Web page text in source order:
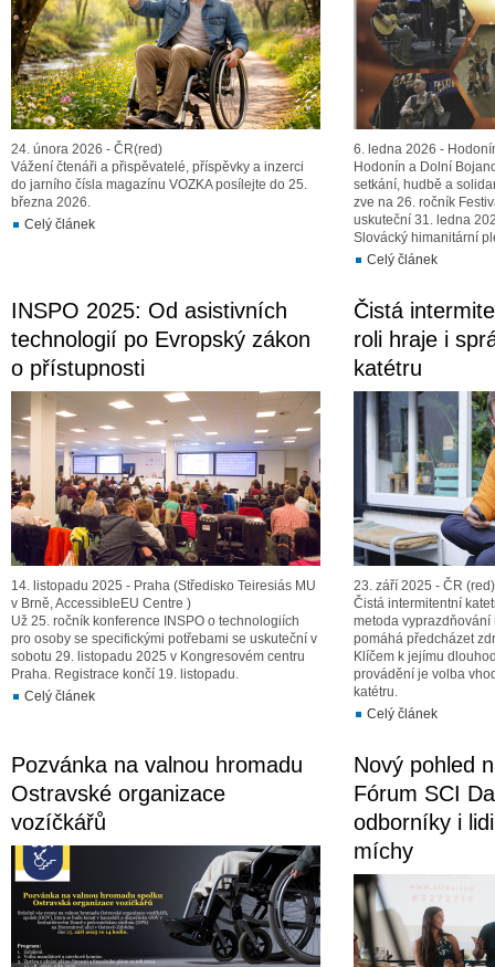
24. února 2026 - ČR(red)
Vážení čtenáři a přispěvatelé, příspěvky a inzerci
do jarního čísla magazínu VOZKA posílejte do 25.
března 2026.
Celý článek
6. ledna 2026 -
Hodonín a Dolní
setkání, hudbě a
zve na 26. ročník
uskuteční 31. ledna
Slovácký himanitární
Celý článek
INSPO 2025: Od asistivních
technologií po Evropský zákon
o přístupnosti
14. listopadu 2025 - Praha (Středisko Teiresiás MU
v Brně, AccessibleEU Centre )
Už 25. ročník konference INSPO o technologiích
pro osoby se specifickými potřebami se uskuteční v
sobotu 29. listopadu 2025 v Kongresovém centru
Praha. Registrace končí 19. listopadu.
Celý článek
Čistá
roli hraje i
katétru
23. září 2025 - ČR (red)
Čistá intermitentní
metoda vyprazdňování
pomáhá předcházet
Klíčem k jejímu
provádění je volba
katétru.
Celý článek
Pozvánka na valnou hromadu
Ostravské organizace
vozíčkářů
Nový pohled
Fórum SCI
odborníky i
míchy